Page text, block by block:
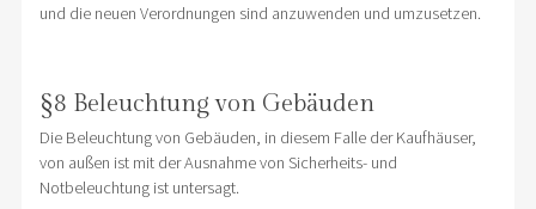
und die neuen Verordnungen sind anzuwenden und umzusetzen.
§8 Beleuchtung von Gebäuden
Die Beleuchtung von Gebäuden, in diesem Falle der Kaufhäuser,
von außen ist mit der Ausnahme von Sicherheits- und
Notbeleuchtung ist untersagt.